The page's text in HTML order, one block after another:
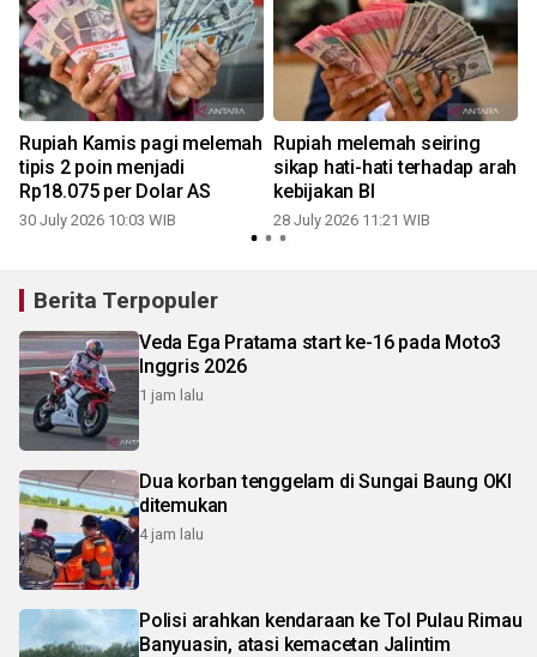
Rupiah Kamis pagi melemah
tipis 2 poin menjadi
Rp18.075 per Dolar AS
30 July 2026 10:03 WIB
Rupiah melemah seiring
sikap hati-hati terhadap arah
kebijakan BI
28 July 2026 11:21 WIB
Berita Terpopuler
Veda Ega Pratama start ke-16 pada Moto3
Inggris 2026
1 jam lalu
Dua korban tenggelam di Sungai Baung OKI
ditemukan
4 jam lalu
Polisi arahkan kendaraan ke Tol Pulau Rimau
Banyuasin, atasi kemacetan Jalintim